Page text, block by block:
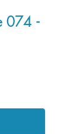
074 -